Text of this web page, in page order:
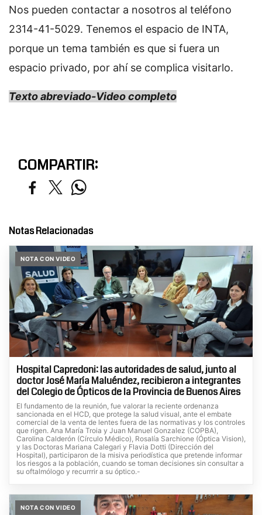
Nos pueden contactar a nosotros al teléfono
2314-41-5029. Tenemos el espacio de INTA,
porque un tema también es que si fuera un
espacio privado, por ahí se complica visitarlo.
Texto abreviado-Video completo
COMPARTIR:
Notas Relacionadas
NOTA CON VIDEO
Hospital Capredoni: las autoridades de salud, junto al
doctor José María Maluéndez, recibieron a integrantes
del Colegio de Ópticos de la Provincia de Buenos Aires
El fundamento de la reunión, fue valorar la reciente ordenanza
sancionada en el HCD, que protege la salud visual, ante el embate
comercial de la venta de lentes fuera de las normativas y los controles
que rigen. Ana María Troia y Juan Manuel Gonzalez (COPBA),
Carolina Calderón (Círculo Médico), Rosalía Sarchione (Óptica Vision),
y las Doctoras Mariana Calegari y Flavia Dotti (Dirección del
Hospital), participaron de la misiva periodística que pretende informar
los riesgos a la población, cuando se toman decisiones sin consultar a
su oftalmólogo y recurrrir a su óptico.-
NOTA CON VIDEO